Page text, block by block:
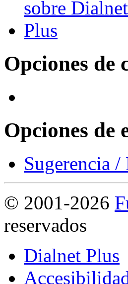
Opciones de
Opciones de
Sugerencia /
© 2001-2026
reservados
Dialnet Plus